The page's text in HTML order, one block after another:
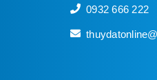
0932 666 222